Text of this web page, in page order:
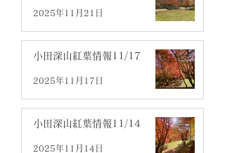
2025年11月21日
小田深山紅葉情報11/17
2025年11月17日
小田深山紅葉情報11/14
2025年11月14日